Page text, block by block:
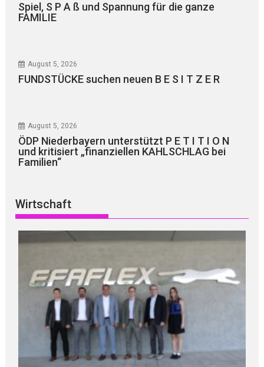
Spiel, S P A ß und Spannung für die ganze
FAMILIE
August 5, 2026
FUNDSTÜCKE suchen neuen B E S I T Z E R
August 5, 2026
ÖDP Niederbayern unterstützt P E T I T I O N
und kritisiert „finanziellen KAHLSCHLAG bei
Familien“
Wirtschaft